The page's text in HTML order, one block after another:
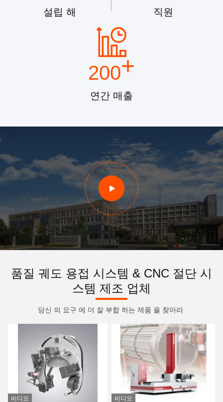
설립 해 직원
200+
연간 매출
품질 궤도 용접 시스템 & CNC 절단 시
스템 제조 업체
당신 의 요구 에 더 잘 부합 하는 제품 을 찾아라.
비디오 비디오